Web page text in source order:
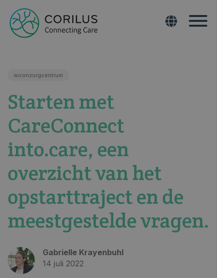
woonzorgcentrum
Starten met
CareConnect
into.care, een
overzicht van het
opstarttraject en de
meestgestelde vragen.
Gabrielle Krayenbuhl
14 juli 2022